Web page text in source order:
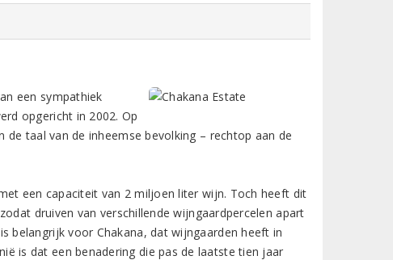
een sympathiek
opgericht in 2002. Op
de taal van de inheemse bevolking – rechtop aan de
een capaciteit van 2 miljoen liter wijn. Toch heeft dit
druiven van verschillende wijngaardpercelen apart
belangrijk voor Chakana, dat wijngaarden heeft in
is dat een benadering die pas de laatste tien jaar